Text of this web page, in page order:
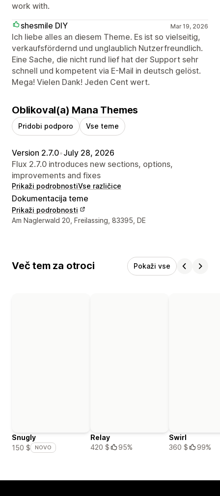
work with.
shesmile DIY
Mar 19, 2026
Ich liebe alles an diesem Theme. Es ist so vielseitig,
verkaufsfördernd und unglaublich Nutzerfreundlich.
Eine Sache, die nicht rund lief hat der Support sehr
schnell und kompetent via E-Mail in deutsch gelöst.
Mega! Vielen Dank! Jeden Cent wert.
Oblikoval(a) Mana Themes
Pridobi podporo Vse teme
Version 2.7.0•July 28, 2026
Flux 2.7.0 introduces new sections, options,
improvements and fixes
Prikaži podrobnostiVse različice
Dokumentacija teme
Prikaži podrobnosti
Podatki za stik z oblikovalcem
Am Naglerwald 20, Freilassing, 83395, DE
Več tem za otroci Pokaži vse
Snugly
150 $
NOVO
Relay
420 $
95%
Swirl
360 $
99%